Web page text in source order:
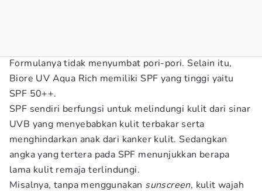
Formulanya tidak menyumbat pori-pori. Selain itu,
Biore UV Aqua Rich memiliki SPF yang tinggi yaitu
SPF 50++.
SPF sendiri berfungsi untuk melindungi kulit dari sinar
UVB yang menyebabkan kulit terbakar serta
menghindarkan anak dari kanker kulit. Sedangkan
angka yang tertera pada SPF menunjukkan berapa
lama kulit remaja terlindungi.
Misalnya, tanpa menggunakan sunscreen, kulit wajah